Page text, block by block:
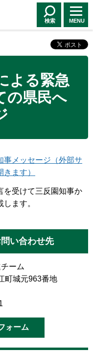
検索 MENU
よる緊急
の県民へ
事メッセージ（外部サ
ます）
を受けて三反園知事か
ます。
い合わせ先
ーム
町城元963番地